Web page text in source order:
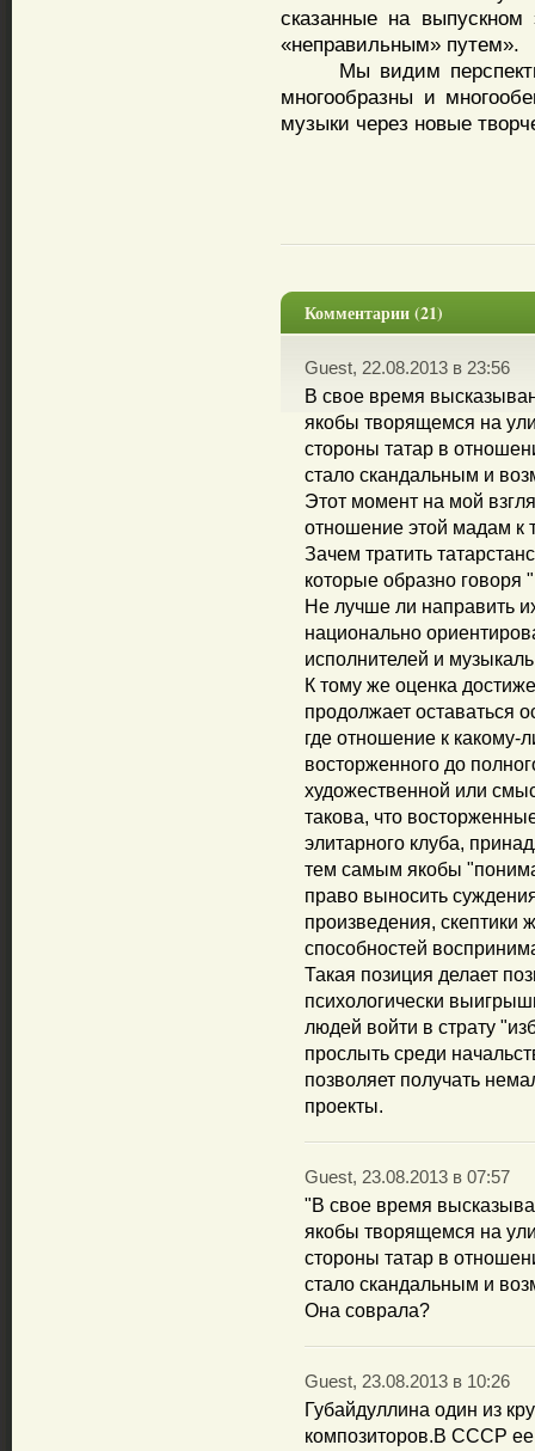
сказанные на
«неправильным» путем».
Мы видим
многообразны и
музыки через новые
Комментарии (21)
Guest, 22.08.2013 в 23:56
В свое время
якобы творящемся на
стороны татар в
стало скандальным и
Этот момент на мой
отношение этой мадам к
Зачем тратить
которые образно говоря
Не лучше ли направить
национально
исполнителей и
К тому же оценка
продолжает оставаться
где отношение к какому-
восторженного до
художественной или
такова, что
элитарного клуба,
тем самым якобы
право выносить
произведения, скептики
способностей
Такая позиция делает
психологически
людей войти в страту
прослыть среди
позволяет получать
проекты.
Guest, 23.08.2013 в 07:57
"В свое время
якобы творящемся на
стороны татар в
стало скандальным и
Она соврала?
Guest, 23.08.2013 в 10:26
Губайдуллина один из
композиторов.В СССР